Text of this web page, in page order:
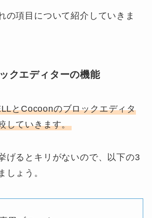
の項目について紹介していきま
クエディターの機能
とCocoonのブロックエディタ
していきます。
げるとキリがないので、以下の3
しょう。